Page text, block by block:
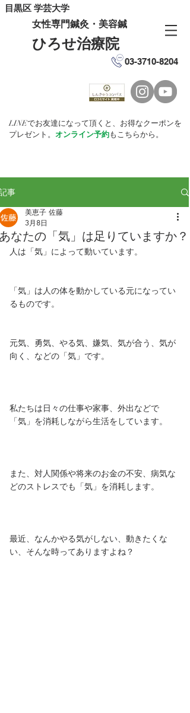
目黒区 学芸大学
女性専門鍼灸・美容鍼
ひろせ治療院
03-3710-8204
LINEでお友達になって頂くと、お得なクーポンを
プレゼント。 オンライン予約もこちらから。
事
なたの「気」は足りていますか？
美恵子 佐藤
3月8日
人は「気」によって動いています。
「気」は人の体を動かしている元になってい
るものです。
元気、勇気、やる気、嫌気、気が合う、気が
向く、などの「気」です。
私たちは日々の仕事や家事、外出などで
「気」を消耗しながら生活をしています。
また、対人関係や将来のお金の不安、病気な
どのストレスでも「気」を消耗します。
最近、なんかやる気がしない、動きたくな
い、そんな時ってありますよね？